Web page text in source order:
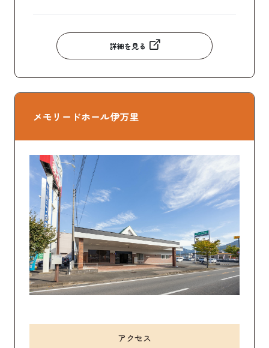
詳細を見る
メモリードホール伊万里
アクセス